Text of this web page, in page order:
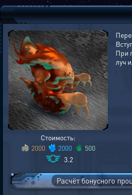
Стоимость:
2000
2000
500
3.2
При
луч
Расчёт бонусного